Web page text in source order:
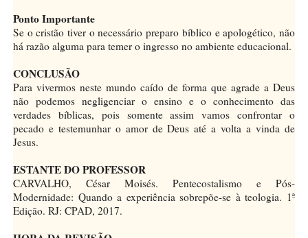
Ponto Importante
Se o cristão tiver o necessário preparo bíblico e apologético, não
há razão alguma para temer o ingresso no ambiente educacional.
CONCLUSÃO
Para vivermos neste mundo caído de forma que agrade a Deus
não podemos negligenciar o ensino e o conhecimento das
verdades bíblicas, pois somente assim vamos confrontar o
pecado e testemunhar o amor de Deus até a volta a vinda de
Jesus.
ESTANTE DO PROFESSOR
CARVALHO, César Moisés. Pentecostalismo e Pós-
Modernidade: Quando a experiência sobrepõe-se à teologia. 1ª
Edição. RJ: CPAD, 2017.